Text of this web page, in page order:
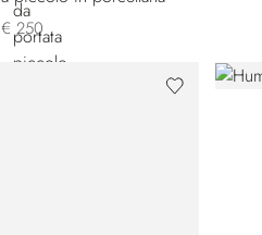
€ 250